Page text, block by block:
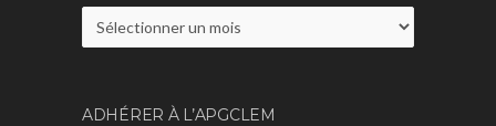
Archives
ADHÉRER À L’APGCLEM